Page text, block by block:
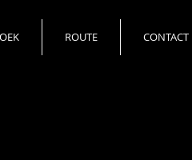
ROUTE CONTACT